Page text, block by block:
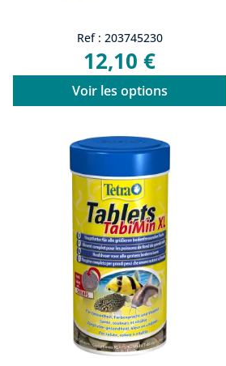
Ref : 203745230
12,10 €
Voir les options